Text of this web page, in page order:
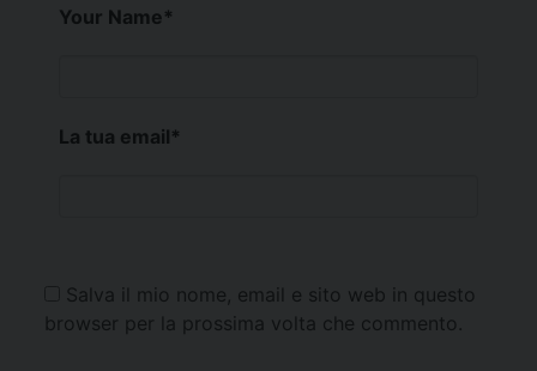
Your Name*
La tua email*
Salva il mio nome, email e sito web in questo
browser per la prossima volta che commento.